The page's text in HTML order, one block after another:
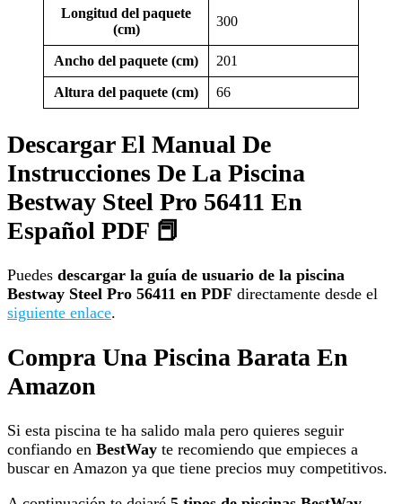
Longitud del paquete
(cm)
300
Ancho del paquete (cm) 201
Altura del paquete (cm) 66
Descargar El Manual De
Instrucciones De La Piscina
Bestway Steel Pro 56411 En
Español PDF 📕
Puedes descargar la guía de usuario de la piscina
Bestway Steel Pro 56411 en PDF directamente desde el
siguiente enlace.
Compra Una Piscina Barata En
Amazon
Si esta piscina te ha salido mala pero quieres seguir
confiando en BestWay te recomiendo que empieces a
buscar en Amazon ya que tiene precios muy competitivos.